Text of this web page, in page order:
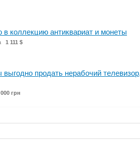
в коллекцию антиквариат и монеты
1 111 $
выгодно продать нерабочий
грн